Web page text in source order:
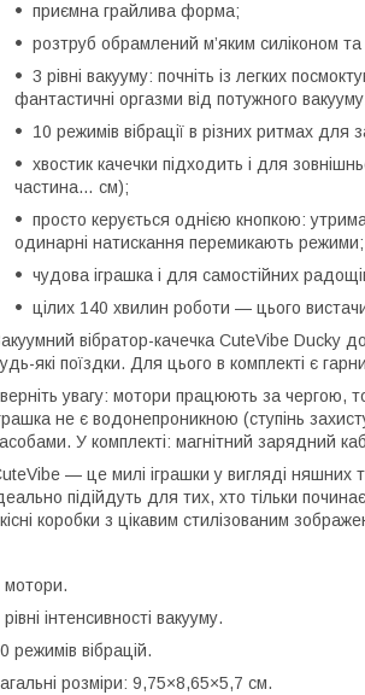
приємна грайлива форма;
розтруб обрамлений м’яким силіконом
3 рівні вакууму: почніть із легких
фантастичні оргазми від потужного
10 режимів вібрації в різних ритмах для
хвостик качечки підходить і для
частина… см);
просто керується однією кнопкою:
одинарні натискання перемикають режими;
чудова іграшка і для самостійних
цілих 140 хвилин роботи — цього
вібратор-качечка CuteVibe Ducky
які поїздки. Для цього в комплекті є
увагу: мотори працюють за чергою,
не є водонепроникною (ступінь
У комплекті: магнітний зарядний
— це милі іграшки у вигляді няшних
підійдуть для тих, хто тільки
коробки з цікавим стилізованим
мотори.
інтенсивності вакууму.
режимів вібрацій.
розміри: 9,75×8,65×5,7 см.